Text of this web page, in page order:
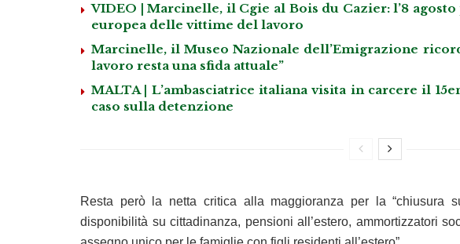
VIDEO | Marcinelle, il Cgie al Bois du Cazier: l’8
europea delle vittime del lavoro
Marcinelle, il Museo Nazionale dell’Emigrazione
lavoro resta una sfida attuale”
MALTA | L’ambasciatrice italiana visita in carcere il
caso sulla detenzione
Resta però la netta critica alla maggioranza per la “chiusura
disponibilità su cittadinanza, pensioni all’estero, ammortizzatori